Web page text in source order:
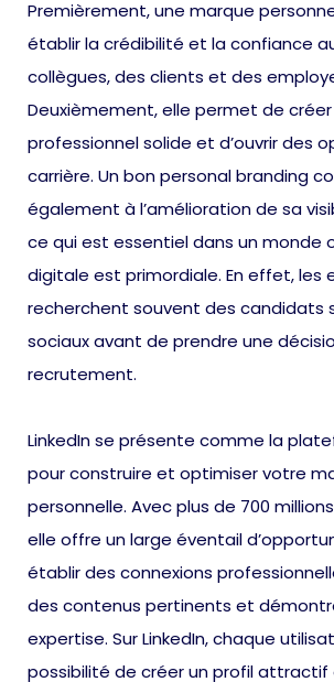
Premièrement, une marque
établir la crédibilité et la confiance
collègues, des clients et des
Deuxièmement, elle permet de
professionnel solide et d’ouvrir des
carrière. Un bon personal branding
également à l’amélioration de sa
ce qui est essentiel dans un monde
digitale est primordiale. En effet, les
recherchent souvent des candidats
sociaux avant de prendre une
recrutement.
LinkedIn se présente comme la
pour construire et optimiser votre
personnelle. Avec plus de 700
elle offre un large éventail
établir des connexions
des contenus pertinents et
expertise. Sur LinkedIn, chaque
possibilité de créer un profil attractif